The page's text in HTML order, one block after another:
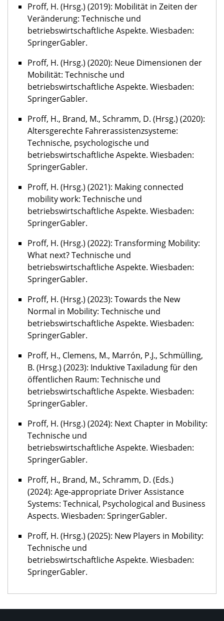
Proff, H. (Hrsg.) (2019): Mobilität in Zeiten der
Veränderung: Technische und
betriebswirtschaftliche Aspekte. Wiesbaden:
SpringerGabler.
Proff, H. (Hrsg.) (2020): Neue Dimensionen der
Mobilität: Technische und
betriebswirtschaftliche Aspekte. Wiesbaden:
SpringerGabler.
Proff, H., Brand, M., Schramm, D. (Hrsg.) (2020):
Altersgerechte Fahrerassistenzsysteme:
Technische, psychologische und
betriebswirtschaftliche Aspekte. Wiesbaden:
SpringerGabler.
Proff, H. (Hrsg.) (2021): Making connected
mobility work: Technische und
betriebswirtschaftliche Aspekte. Wiesbaden:
SpringerGabler.
Proff, H. (Hrsg.) (2022): Transforming Mobility:
What next? Technische und
betriebswirtschaftliche Aspekte. Wiesbaden:
SpringerGabler.
Proff, H. (Hrsg.) (2023): Towards the New
Normal in Mobility: Technische und
betriebswirtschaftliche Aspekte. Wiesbaden:
SpringerGabler.
Proff, H., Clemens, M., Marrón, P.J., Schmülling,
B. (Hrsg.) (2023): Induktive Taxiladung für den
öffentlichen Raum: Technische und
betriebswirtschaftliche Aspekte. Wiesbaden:
SpringerGabler.
Proff, H. (Hrsg.) (2024): Next Chapter in Mobility:
Technische und
betriebswirtschaftliche Aspekte. Wiesbaden:
SpringerGabler.
Proff, H., Brand, M., Schramm, D. (Eds.)
(2024): Age-appropriate Driver Assistance
Systems: Technical, Psychological and Business
Aspects. Wiesbaden: SpringerGabler.
Proff, H. (Hrsg.) (2025): New Players in Mobility:
Technische und
betriebswirtschaftliche Aspekte. Wiesbaden:
SpringerGabler.